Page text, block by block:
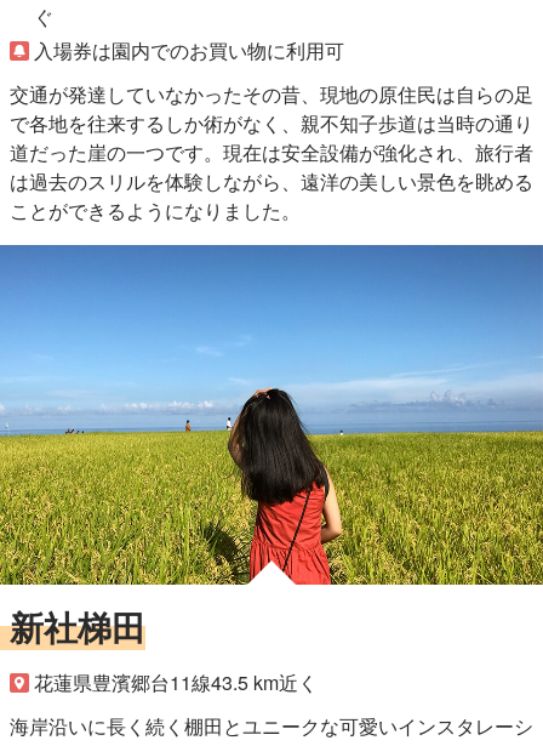
ぐ
入場券は園内でのお買い物に利用可
交通が発達していなかったその昔、現地の原住民は自らの足
で各地を往来するしか術がなく、親不知子歩道は当時の通り
道だった崖の一つです。現在は安全設備が強化され、旅行者
は過去のスリルを体験しながら、遠洋の美しい景色を眺める
ことができるようになりました。
新社梯田
花蓮県豊濱郷台11線43.5 km近く
海岸沿いに長く続く棚田とユニークな可愛いインスタレーシ